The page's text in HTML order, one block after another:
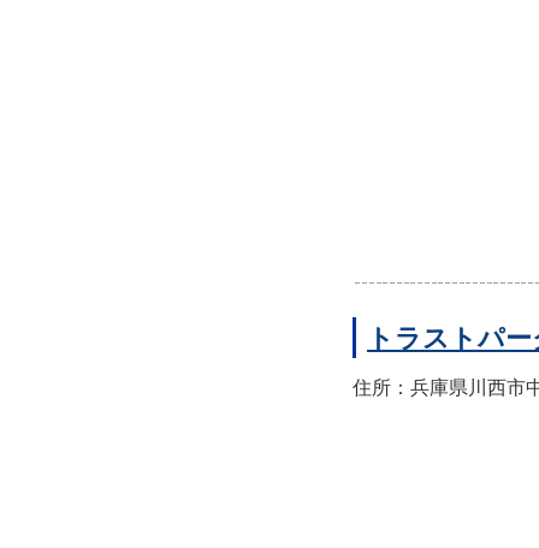
トラストパ
住所：兵庫県川西市